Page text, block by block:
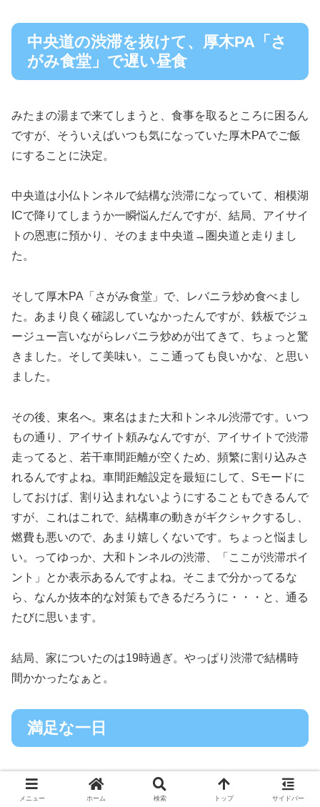
中央道の渋滞を抜けて、厚木PA「さ
がみ食堂」で遅い昼食
みたまの湯まで来てしまうと、食事を取るところに困るん
ですが、そういえばいつも気になっていた厚木PAでご飯
にすることに決定。
中央道は小仏トンネルで結構な渋滞になっていて、相模湖
ICで降りてしまうか一瞬悩んだんですが、結局、アイサイ
トの恩恵に預かり、そのまま中央道→圏央道と走りまし
た。
そして厚木PA「さがみ食堂」で、レバニラ炒め食べまし
た。あまり良く確認していなかったんですが、鉄板でジュ
ージュー言いながらレバニラ炒めが出てきて、ちょっと驚
きました。そして美味い。ここ通っても良いかな、と思い
ました。
その後、東名へ。東名はまた大和トンネル渋滞です。いつ
もの通り、アイサイト頼みなんですが、アイサイトで渋滞
走ってると、若干車間距離が空くため、頻繁に割り込みさ
れるんですよね。車間距離設定を最短にして、Sモードに
しておけば、割り込まれないようにすることもできるんで
すが、これはこれで、結構車の動きがギクシャクするし、
燃費も悪いので、あまり嬉しくないです。ちょっと悩まし
い。ってゆっか、大和トンネルの渋滞、「ここが渋滞ポイ
ント」とか表示あるんですよね。そこまで分かってるな
ら、なんか抜本的な対策もできるだろうに・・・と、通る
たびに思います。
結局、家についたのは19時過ぎ。やっぱり渋滞で結構時
間かかったなぁと。
満足な一日
という訳で、エコーバレースキー場ツアー、なんだか2日
がかりだった気がしないでもないですが、無事終了。今日
メニュー ホーム 検索 トップ サイドバー